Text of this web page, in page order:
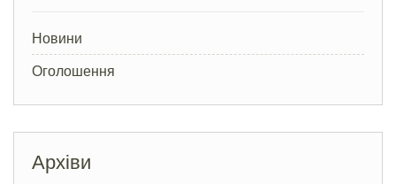
Новини
Оголошення
Архіви